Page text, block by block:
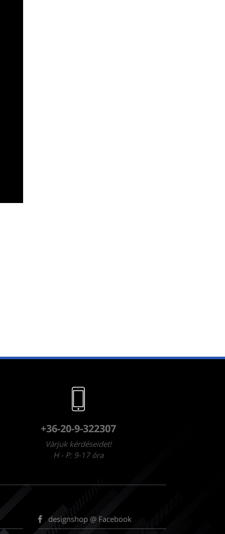
+36-20-9-322307
Várjuk kérdéseidet!
H - P: 9-17 óra
designshop @ Facebook